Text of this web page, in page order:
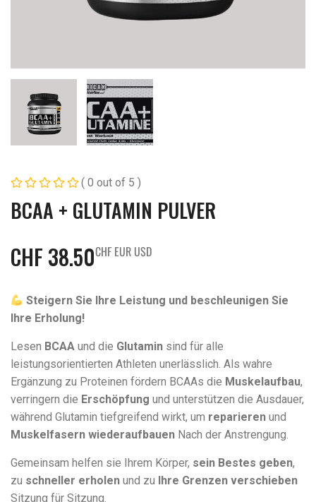
( 0 out of 5 )
BCAA + GLUTAMIN PULVER
CHF 38.50CHF EUR USD
Steigern Sie Ihre Leistung und beschleunigen Sie
Ihre Erholung!
Lesen BCAA und die Glutamin sind für alle
leistungsorientierten Athleten unerlässlich. Als wahre
Ergänzung zu Proteinen fördern BCAAs die Muskelaufbau,
verringern die Erschöpfung und unterstützen die Ausdauer,
während Glutamin tiefgreifend wirkt, um reparieren und
Muskelfasern wiederaufbauen Nach der Anstrengung.
Gemeinsam helfen sie Ihrem Körper, sein Bestes geben,
zu schneller erholen und zu Ihre Grenzen verschieben
Sitzung für Sitzung.